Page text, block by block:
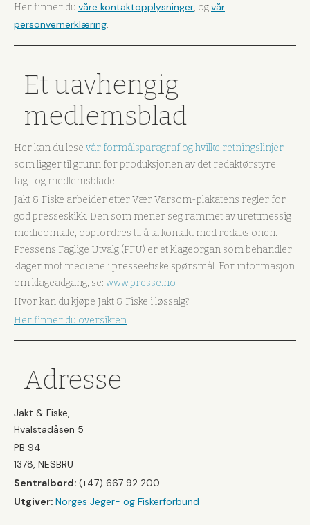
Her finner duvåre kontaktopplysninger, ogvår
personvernerklæring.
Et uavhengig
medlemsblad
Her kan du lese vår formålsparagraf og hvilke retningslinjer
som ligger til grunn for produksjonen av det redaktørstyre
fag- og medlemsbladet.
Jakt & Fiske arbeider etter Vær Varsom-plakatens regler for
god presseskikk. Den som mener seg rammet av urettmessig
medieomtale, oppfordres til å ta kontakt med redaksjonen.
Pressens Faglige Utvalg (PFU) er et klageorgan som behandler
klager mot mediene i presseetiske spørsmål. For informasjon
om klageadgang, se: www.presse.no
Hvor kan du kjøpe Jakt & Fiske i løssalg?
Her finner du oversikten
Adresse
Jakt & Fiske,
Hvalstadåsen 5
PB 94
1378, NESBRU
Sentralbord: (+47) 667 92 200
Utgiver: Norges Jeger- og Fiskerforbund